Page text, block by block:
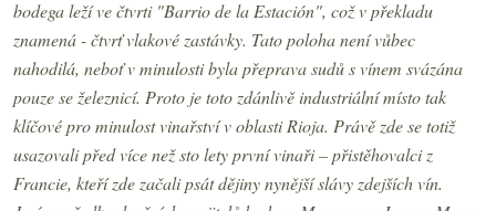
bodega leží ve čtvrti "Barrio de la Estación", což v překladu
znamená - čtvrť vlakové zastávky. Tato poloha není vůbec
nahodilá, neboť v minulosti byla přeprava sudů s vínem svázána
pouze se železnicí. Proto je toto zdánlivě industriální místo tak
klíčové pro minulost vinařství v oblasti Rioja. Právě zde se totiž
usazovali před více než sto lety první vinaři – přistěhovalci z
Francie, kteří zde začali psát dějiny nynější slávy zdejších vín.